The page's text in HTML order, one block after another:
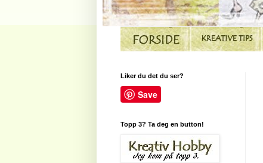
Liker du det du ser?
Save
Topp 3? Ta deg en button!